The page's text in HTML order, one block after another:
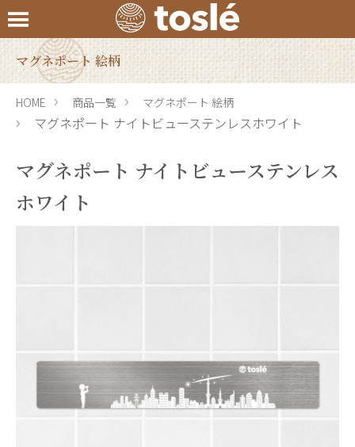
マグネポート 絵柄
HOME 商品一覧 マグネポート 絵柄
マグネポート ナイトビューステンレスホワイト
マグネポート ナイトビューステンレス
ホワイト